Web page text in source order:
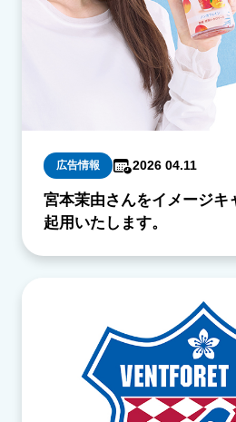
広告情報 2026 04.11
宮本茉由さんをイメージキ
起用いたします。